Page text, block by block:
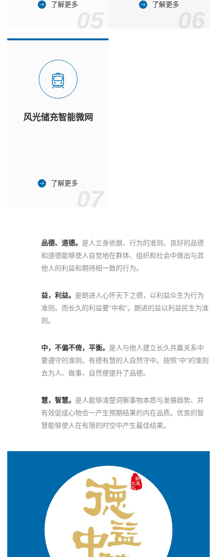
了解更多 了解更多
风光储充智能微网
了解更多
品德、道德。 是人立身依据、行为的准则。良好的品德
和道德能够使人自觉地在群体、组织和社会中做出与其
他人的利益和期待相一致的行为。
益，利益。 是朗进人心怀天下之德，以利益众生为行为
准则。而长久的利益要“中和”。朗进的益以利益民生为准
则。
中，不偏不倚，平衡。 是人与他人建立长久共赢关系中
要遵守的准则。有德有慧的人自然守中。按照“中”的准则
去为人、做事，自然便提升了品德。
慧，智慧。 是人能够清楚洞察事物本质与发展趋势、并
有效促成心物合一产生预期结果的内在品质。优良的智
慧能够使人在有限的时空中产生最佳结果。